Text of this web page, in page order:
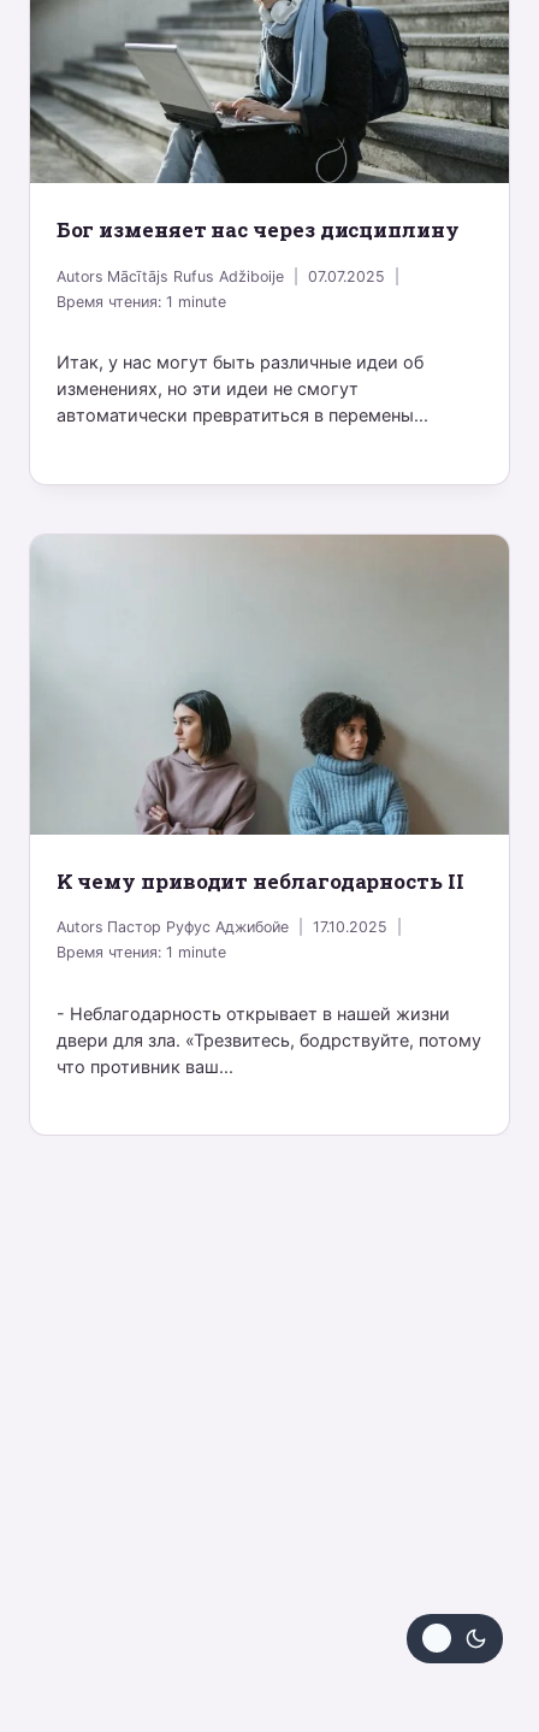
Бог изменяет нас через дисциплину
Autors Mācītājs Rufus Adžiboije
07.07.2025
Время чтения:1 minute
Итак, у нас могут быть различные идеи об
изменениях, но эти идеи не смогут
автоматически превратиться в перемены...
K чему приводит неблагодарность II
Autors Пастор Руфус Аджибойе
17.10.2025
Время чтения:1 minute
- Неблагодарность открывает в нашей жизни
двери для зла. «Трезвитесь, бодрствуйте, потому
что противник ваш...